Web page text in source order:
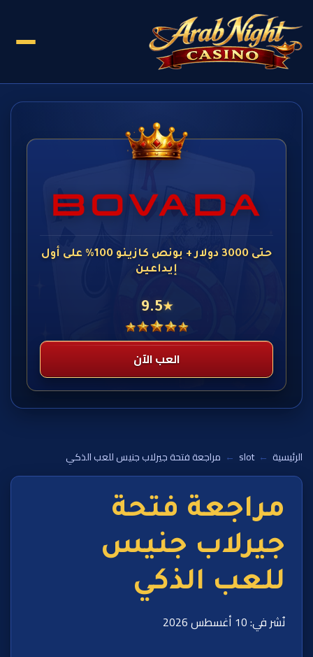
حتى 3000 دولار + بونص كازينو 100% على أول
إيداعين
★
9.5
العب الآن
الرئيسية ←
slot
← مراجعة فتحة جيرلاب جنيس للعب الذكي
مراجعة فتحة
جيرلاب جنيس
للعب الذكي
نُشر في: 10 أغسطس 2026